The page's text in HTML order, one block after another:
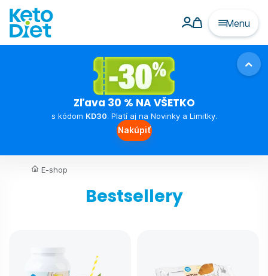
Menu
Zľava 30 % NA VŠETKO
s kódom KD30. Platí aj na Novinky a Limitky.
Nakúpiť
E-shop
Bestsellery